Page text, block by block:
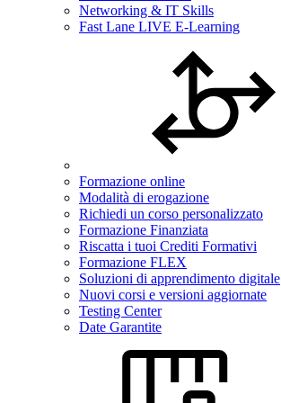
Networking & IT Skills
Fast Lane LIVE E-Learning
Formazione online
Modalità di erogazione
Richiedi un corso personalizzato
Formazione Finanziata
Riscatta i tuoi Crediti Formativi
Formazione FLEX
Soluzioni di apprendimento digitale
Nuovi corsi e versioni aggiornate
Testing Center
Date Garantite